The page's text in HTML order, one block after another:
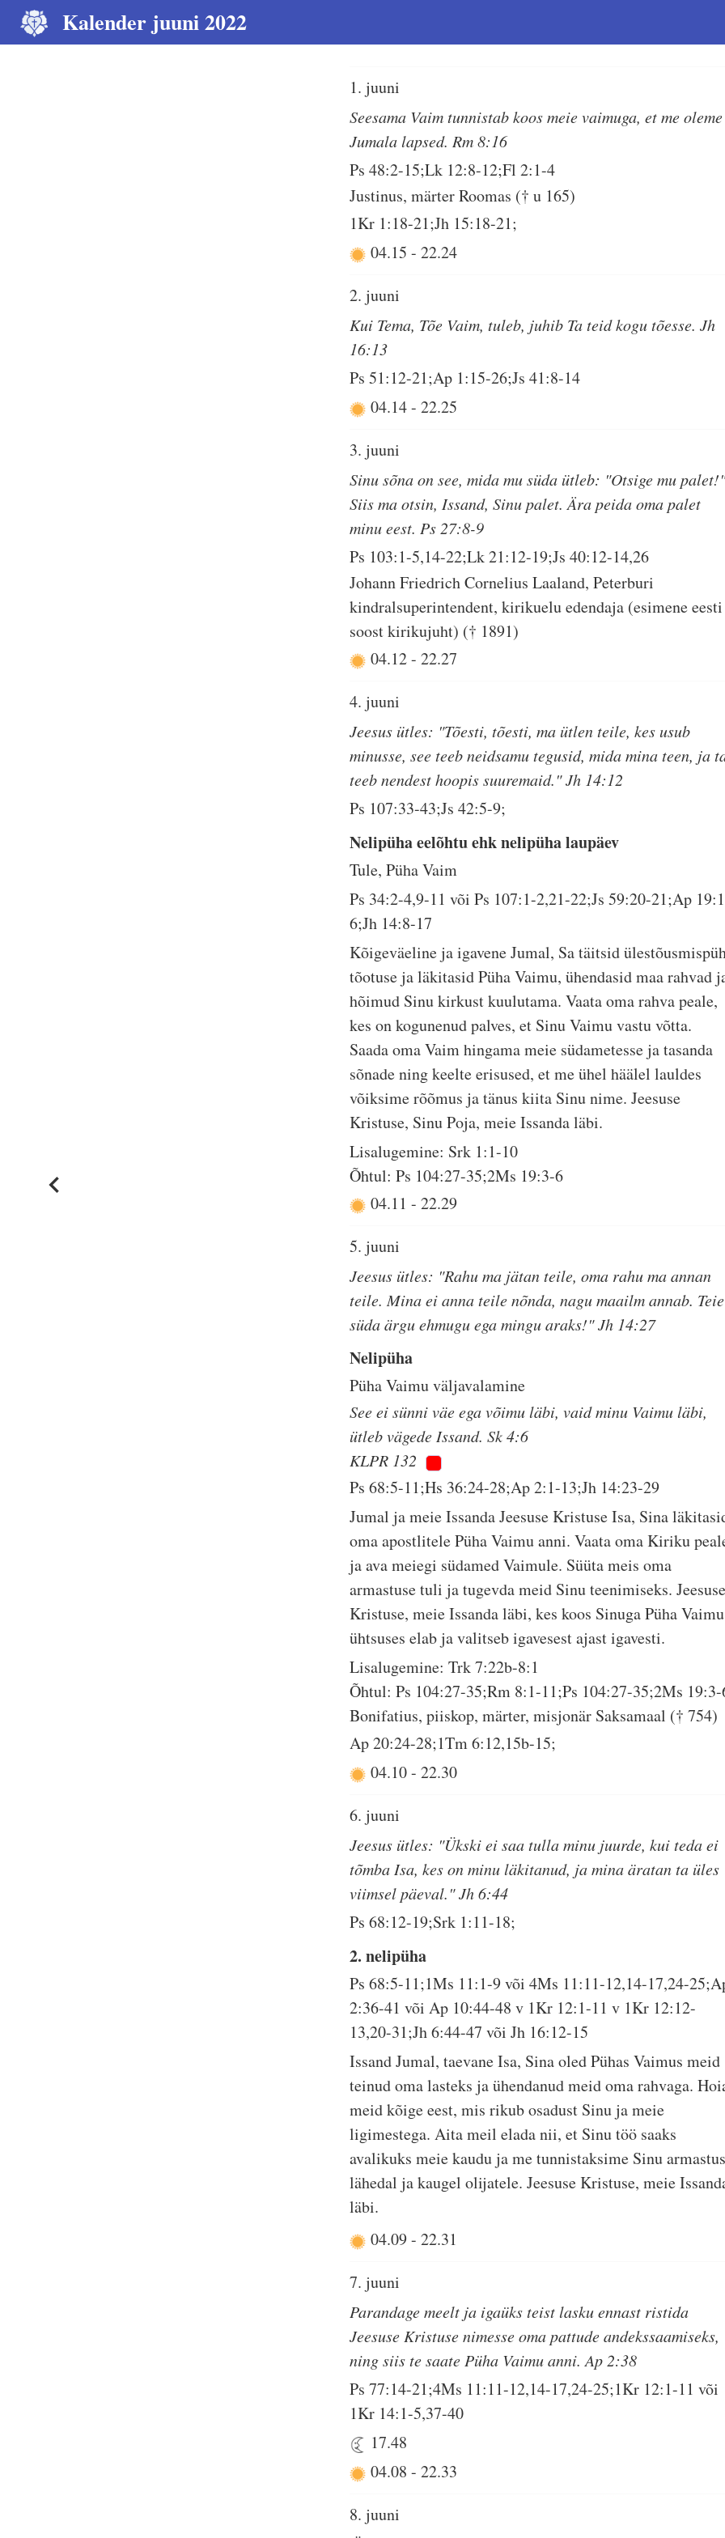
Kalender juuni 2022
1. juuni
Seesama Vaim tunnistab koos meie vaimuga, et me oleme
Jumala lapsed. Rm 8:16
Ps 48:2-15;Lk 12:8-12;Fl 2:1-4
Justinus, märter Roomas († u 165)
1Kr 1:18-21;Jh 15:18-21;
04.15-22.24
2. juuni
Kui Tema, Tõe Vaim, tuleb, juhib Ta teid kogu tõesse. Jh
16:13
Ps 51:12-21;Ap 1:15-26;Js 41:8-14
04.14-22.25
3. juuni
Sinu sõna on see, mida mu süda ütleb: "Otsige mu
Siis ma otsin, Issand, Sinu palet. Ära peida oma palet
minu eest. Ps 27:8-9
Ps 103:1-5,14-22;Lk 21:12-19;Js 40:12-14,26
Johann Friedrich Cornelius Laaland, Peterburi
kindralsuperintendent, kirikuelu edendaja (esimene eesti
soost kirikujuht) († 1891)
04.12-22.27
4. juuni
Jeesus ütles: "Tõesti, tõesti, ma ütlen teile, kes usub
minusse, see teeb neidsamu tegusid, mida mina teen, ja
teeb nendest hoopis suuremaid." Jh 14:12
Ps 107:33-43;Js 42:5-9;
Nelipüha eelõhtu ehk nelipüha laupäev
Tule, Püha Vaim
Ps 34:2-4,9-11 või Ps 107:1-2,21-22;Js 59:20-21;Ap
6;Jh 14:8-17
Kõigeväeline ja igavene Jumal, Sa täitsid
tõotuse ja läkitasid Püha Vaimu, ühendasid maa rahvad
hõimud Sinu kirkust kuulutama. Vaata oma rahva peale,
kes on kogunenud palves, et Sinu Vaimu vastu võtta.
Saada oma Vaim hingama meie südametesse ja tasanda
sõnade ning keelte erisused, et me ühel häälel lauldes
võiksime rõõmus ja tänus kiita Sinu nime. Jeesuse
Kristuse, Sinu Poja, meie Issanda läbi.
Lisalugemine: Srk 1:1-10
Õhtul: Ps 104:27-35;2Ms 19:3-6
04.11-22.29
5. juuni
Jeesus ütles: "Rahu ma jätan teile, oma rahu ma annan
teile. Mina ei anna teile nõnda, nagu maailm annab. Teie
süda ärgu ehmugu ega mingu araks!" Jh 14:27
Nelipüha
Püha Vaimu väljavalamine
See ei sünni väe ega võimu läbi, vaid minu Vaimu läbi,
ütleb vägede Issand. Sk 4:6
KLPR 132
Ps 68:5-11;Hs 36:24-28;Ap 2:1-13;Jh 14:23-29
Jumal ja meie Issanda Jeesuse Kristuse Isa, Sina
oma apostlitele Püha Vaimu anni. Vaata oma Kiriku
ja ava meiegi südamed Vaimule. Süüta meis oma
armastuse tuli ja tugevda meid Sinu teenimiseks. Jeesuse
Kristuse, meie Issanda läbi, kes koos Sinuga Püha Vaimu
ühtsuses elab ja valitseb igavesest ajast igavesti.
Lisalugemine: Trk 7:22b-8:1
Õhtul: Ps 104:27-35;Rm 8:1-11;Ps 104:27-35;2Ms
Bonifatius, piiskop, märter, misjonär Saksamaal († 754)
Ap 20:24-28;1Tm 6:12,15b-15;
04.10-22.30
6. juuni
Jeesus ütles: "Ükski ei saa tulla minu juurde, kui teda ei
tõmba Isa, kes on minu läkitanud, ja mina äratan ta üles
viimsel päeval." Jh 6:44
Ps 68:12-19;Srk 1:11-18;
2. nelipüha
Ps 68:5-11;1Ms 11:1-9 või 4Ms 11:11-12,14-17,24-
2:36-41 või Ap 10:44-48 v 1Kr 12:1-11 v 1Kr 12:12-
13,20-31;Jh 6:44-47 või Jh 16:12-15
Issand Jumal, taevane Isa, Sina oled Pühas Vaimus meid
teinud oma lasteks ja ühendanud meid oma rahvaga.
meid kõige eest, mis rikub osadust Sinu ja meie
ligimestega. Aita meil elada nii, et Sinu töö saaks
avalikuks meie kaudu ja me tunnistaksime Sinu
lähedal ja kaugel olijatele. Jeesuse Kristuse, meie
läbi.
04.09-22.31
7. juuni
Parandage meelt ja igaüks teist lasku ennast ristida
Jeesuse Kristuse nimesse oma pattude andekssaamiseks,
ning siis te saate Püha Vaimu anni. Ap 2:38
Ps 77:14-21;4Ms 11:11-12,14-17,24-25;1Kr 12:1-11 või
1Kr 14:1-5,37-40
17.48
04.08-22.33
8. juuni